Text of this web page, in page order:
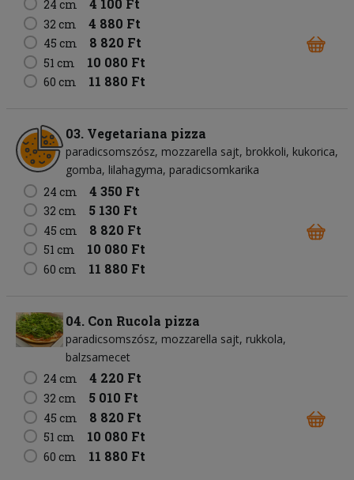
24 cm 4 100 Ft
32 cm 4 880 Ft
45 cm 8 820 Ft
51 cm 10 080 Ft
60 cm 11 880 Ft
03. Vegetariana pizza
paradicsomszósz mozzarella sajt brokkoli kukorica
gomba lilahagyma paradicsomkarika
24 cm
4 350 Ft
32 cm 5 130 Ft
45 cm 8 820 Ft
51 cm 10 080 Ft
60 cm 11 880 Ft
04. Con Rucola pizza
paradicsomszósz mozzarella sajt rukkola
balzsamecet
24 cm
4 220 Ft
32 cm 5 010 Ft
45 cm 8 820 Ft
51 cm 10 080 Ft
60 cm 11 880 Ft